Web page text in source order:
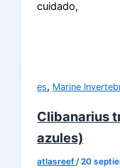
cuidado,
es, Marine
Clibanarius
azules)
atlasreef/20